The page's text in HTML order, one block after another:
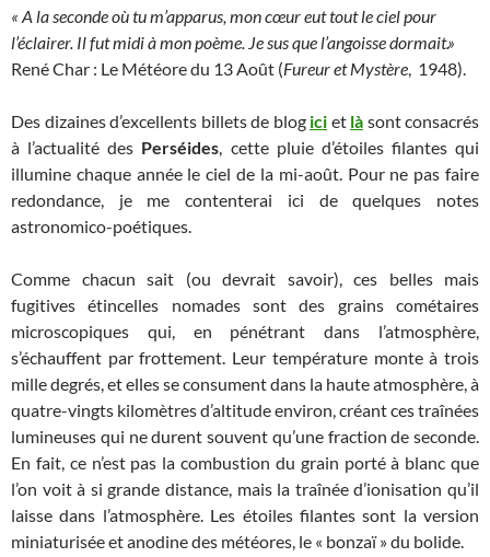
« A la seconde où tu m’apparus, mon cœur eut tout le ciel pour
l’éclairer. Il fut midi à mon poème. Je sus que l’angoisse dormait.»
René Char : Le Météore du 13 Août (Fureur et Mystère, 1948).
Des dizaines d’excellents billets de blog ici et là sont consacrés
à l’actualité des Perséides, cette pluie d’étoiles filantes qui
illumine chaque année le ciel de la mi-août. Pour ne pas faire
redondance, je me contenterai ici de quelques notes
astronomico-poétiques.
Comme chacun sait (ou devrait savoir), ces belles mais
fugitives étincelles nomades sont des grains cométaires
microscopiques qui, en pénétrant dans l’atmosphère,
s’échauffent par frottement. Leur température monte à trois
mille degrés, et elles se consument dans la haute atmosphère, à
quatre-vingts kilomètres d’altitude environ, créant ces traînées
lumineuses qui ne durent souvent qu’une fraction de seconde.
En fait, ce n’est pas la combustion du grain porté à blanc que
l’on voit à si grande distance, mais la traînée d’ionisation qu’il
laisse dans l’atmosphère. Les étoiles filantes sont la version
miniaturisée et anodine des météores, le « bonzaï » du bolide.